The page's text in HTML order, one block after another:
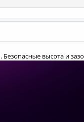
Безопасные высота и